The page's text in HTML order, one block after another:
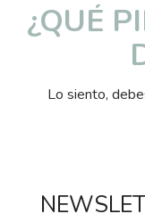
¿QUÉ
Lo siento,